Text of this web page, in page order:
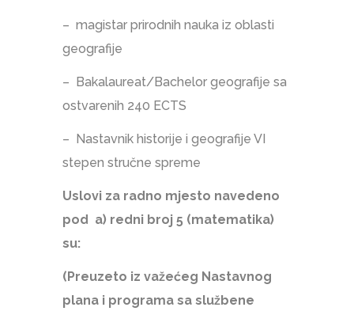
– magistar prirodnih nauka iz oblasti
geografije
– Bakalaureat/Bachelor geografije sa
ostvarenih 240 ECTS
– Nastavnik historije i geografije VI
stepen stručne spreme
Uslovi za radno mjesto navedeno
pod a) redni broj 5 (matematika)
su:
(Preuzeto iz važećeg Nastavnog
plana i programa sa službene